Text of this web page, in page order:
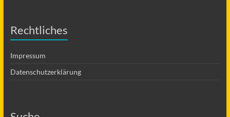
Rechtliches
Impressum
Datenschutzerklärung